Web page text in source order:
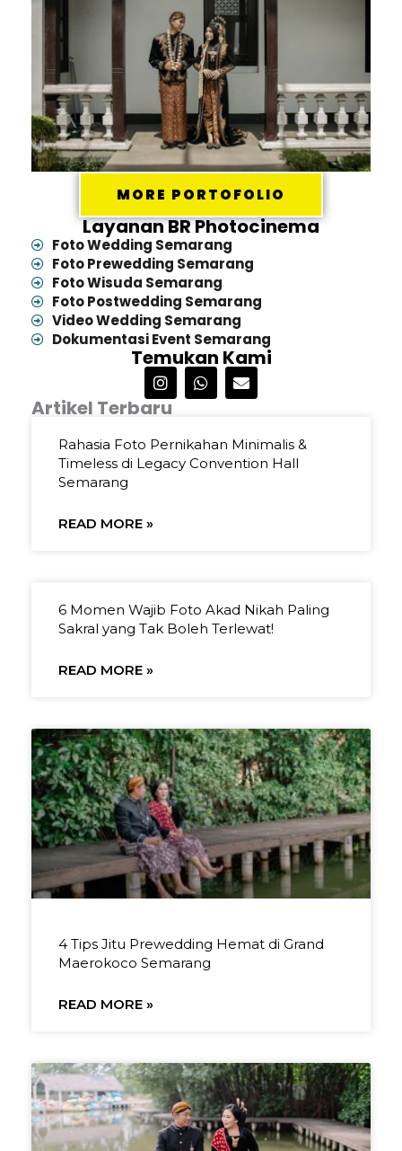
MORE PORTOFOLIO
Layanan BR Photocinema
Foto Wedding Semarang
Foto Prewedding Semarang
Foto Wisuda Semarang
Foto Postwedding Semarang
Video Wedding Semarang
Dokumentasi Event Semarang
Temukan Kami
I
n
s
a
g
r
W
h
s
a
p
E
n
l
o
p
Artikel Terbaru
Rahasia Foto Pernikahan Minimalis &
Timeless di Legacy Convention Hall
Semarang
READ MORE »
6 Momen Wajib Foto Akad Nikah Paling
Sakral yang Tak Boleh Terlewat!
READ MORE »
4 Tips Jitu Prewedding Hemat di Grand
Maerokoco Semarang
READ MORE »